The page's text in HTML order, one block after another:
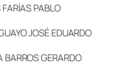
PABLO
JOSÉ EDUARDO
GERARDO